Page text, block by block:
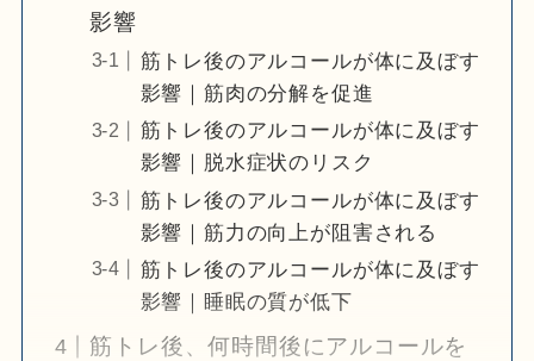
影響
筋トレ後のアルコールが体に及ぼす
影響｜筋肉の分解を促進
筋トレ後のアルコールが体に及ぼす
影響｜脱水症状のリスク
筋トレ後のアルコールが体に及ぼす
影響｜筋力の向上が阻害される
筋トレ後のアルコールが体に及ぼす
影響｜睡眠の質が低下
筋トレ後、何時間後にアルコールを